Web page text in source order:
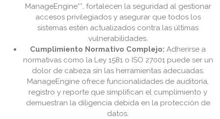
ManageEngine**, fortalecen la seguridad al gestionar
accesos privilegiados y asegurar que todos los
sistemas estén actualizados contra las últimas
vulnerabilidades.
Cumplimiento Normativo Complejo: Adherirse a
normativas como la Ley 1581 o ISO 27001 puede ser un
dolor de cabeza sin las herramientas adecuadas.
ManageEngine ofrece funcionalidades de auditoría,
registro y reporte que simplifican el cumplimiento y
demuestran la diligencia debida en la protección de
datos.